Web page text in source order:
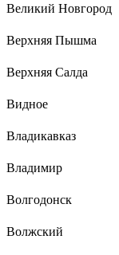
Великий Новгород
Верхняя Пышма
Верхняя Салда
Видное
Владикавказ
Владимир
Волгодонск
Волжский